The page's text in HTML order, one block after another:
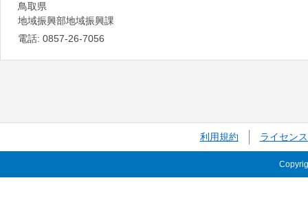
鳥取県
地域振興部地域振興課
電話: 0857-26-7056
利用規約 ライセン